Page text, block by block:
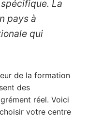
La
pays à
qui
de la formation
des
réel. Voici
votre centre